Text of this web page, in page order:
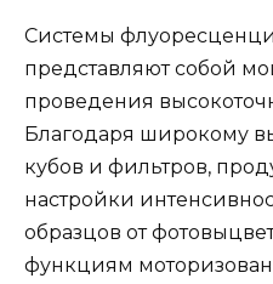
Системы
представляют собой
проведения
Благодаря широкому
кубов и фильтров,
настройки
образцов от
функциям